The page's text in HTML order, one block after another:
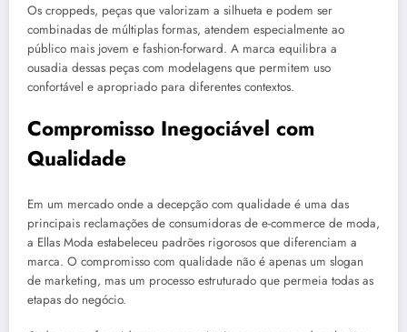
Os croppeds, peças que valorizam a silhueta e podem ser
combinadas de múltiplas formas, atendem especialmente ao
público mais jovem e fashion-forward. A marca equilibra a
ousadia dessas peças com modelagens que permitem uso
confortável e apropriado para diferentes contextos.
Compromisso Inegociável com
Qualidade
Em um mercado onde a decepção com qualidade é uma das
principais reclamações de consumidoras de e-commerce de moda,
a Ellas Moda estabeleceu padrões rigorosos que diferenciam a
marca. O compromisso com qualidade não é apenas um slogan
de marketing, mas um processo estruturado que permeia todas as
etapas do negócio.